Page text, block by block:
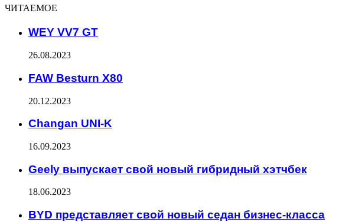
ЧИТАЕМОЕ
WEY VV7 GT
26.08.2023
FAW Besturn X80
20.12.2023
Changan UNI-K
16.09.2023
Geely выпускает свой новый гибридный хэтчбек
18.06.2023
BYD представляет свой новый седан бизнес-класса